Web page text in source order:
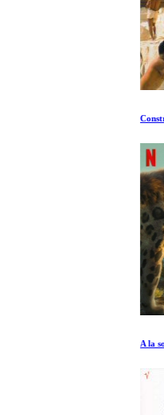
Construyendo la Gran Piramide
A la sombra de los gigantes